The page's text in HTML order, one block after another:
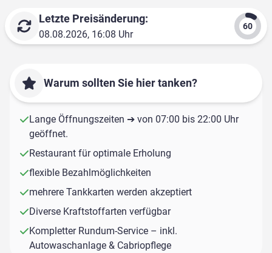
Letzte Preisänderung:
08.08.2026, 16:08 Uhr
Warum sollten Sie hier tanken?
Lange Öffnungszeiten ➔ von 07:00 bis 22:00 Uhr
geöffnet.
Restaurant für optimale Erholung
flexible Bezahlmöglichkeiten
mehrere Tankkarten werden akzeptiert
Diverse Kraftstoffarten verfügbar
Kompletter Rundum-Service – inkl.
Autowaschanlage & Cabriopflege